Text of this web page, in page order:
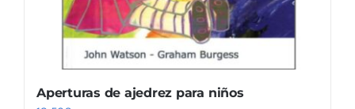
Aperturas de ajedrez para niños